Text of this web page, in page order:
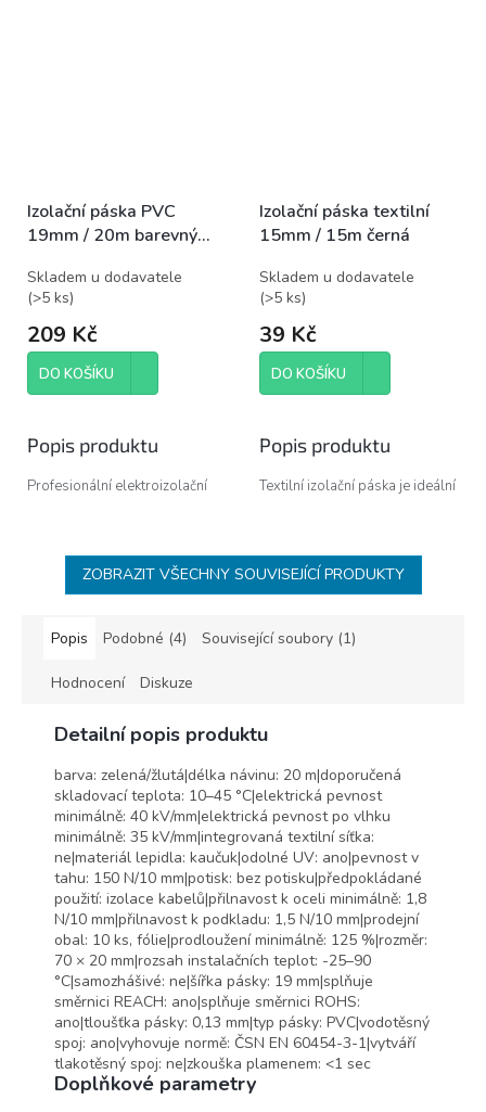
Izolační páska PVC
19mm / 20m barevný
Skladem u dodavatele
(>5 ks)
209 Kč
DO KOŠÍKU
Popis produktu
Profesionální elektroizolační
Výhody produktu
Izolační páska splňuje směrnici
2011/65/EU o omezení
elektrických a elektronických
Jedná se o tzv. ROHS a nařízení
Evropského parlamentu a Rady
(ES) č. 1907/2006 o registraci,
hodnocení, povolování a
omezování chemických látek
tzv. REACH.
Izolační pásky IZOTAPE je
možné použít do výroby na
celém území EU.
Izolační páska textilní
15mm / 15m černá
Skladem u dodavatele
(>5 ks)
39 Kč
DO KOŠÍKU
Popis produktu
Textilní izolační páska je ideální
ZOBRAZIT VŠECHNY SOUVISEJÍCÍ PRODUKTY
Popis Podobné (4) Související soubory (1)
Hodnocení Diskuze
Detailní popis produktu
barva: zelená/žlutá|délka návinu: 20 m|doporučená
skladovací teplota: 10–45 °C|elektrická pevnost
minimálně: 40 kV/mm|elektrická pevnost po vlhku
minimálně: 35 kV/mm|integrovaná textilní síťka:
ne|materiál lepidla: kaučuk|odolné UV: ano|pevnost v
tahu: 150 N/10 mm|potisk: bez potisku|předpokládané
použití: izolace kabelů|přilnavost k oceli minimálně: 1,8
N/10 mm|přilnavost k podkladu: 1,5 N/10 mm|prodejní
obal: 10 ks, fólie|prodloužení minimálně: 125 %|rozměr:
70 × 20 mm|rozsah instalačních teplot: -25–90
°C|samozhášivé: ne|šířka pásky: 19 mm|splňuje
směrnici REACH: ano|splňuje směrnici ROHS:
ano|tloušťka pásky: 0,13 mm|typ pásky: PVC|vodotěsný
spoj: ano|vyhovuje normě: ČSN EN 60454-3-1|vytváří
tlakotěsný spoj: ne|zkouška plamenem: <1 sec
Doplňkové parametry